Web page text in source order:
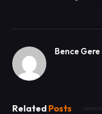
Bence Gere
Related Posts